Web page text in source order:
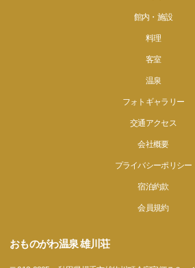
館内・施設
料理
客室
温泉
フォトギャラリー
交通アクセス
会社概要
プライバシーポリシー
宿泊約款
会員規約
おものがわ温泉 雄川荘